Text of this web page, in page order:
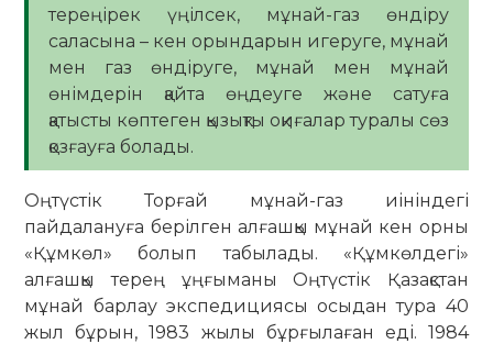
тереңірек үңілсек, мұнай-газ өндіру
саласына – кен орындарын игеруге, мұнай
мен газ өндіруге, мұнай мен мұнай
өнімдерін қайта өңдеуге және сатуға
қатысты көптеген қызықты оқиғалар туралы сөз
қозғауға болады.
Оңтүстік Торғай мұнай-газ иініндегі
пайдалануға берілген алғашқы мұнай кен орны
«Құмкөл» болып табылады. «Құмкөлдегі»
алғашқы терең ұңғыманы Оңтүстік Қазақстан
мұнай барлау экспедициясы осыдан тура 40
жыл бұрын, 1983 жылы бұрғылаған еді. 1984